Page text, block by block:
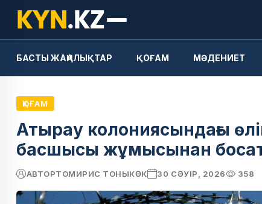
БАСТЫ ЖАҢАЛЫҚТАР ҚОҒАМ МӘДЕНИЕТ
ҚОҒАМ
Атырау колониясындағы
басшысы жұмысынан
АВТОРТОМИРИС ТОНЫКӨК 30 СӘУІР, 2026 358